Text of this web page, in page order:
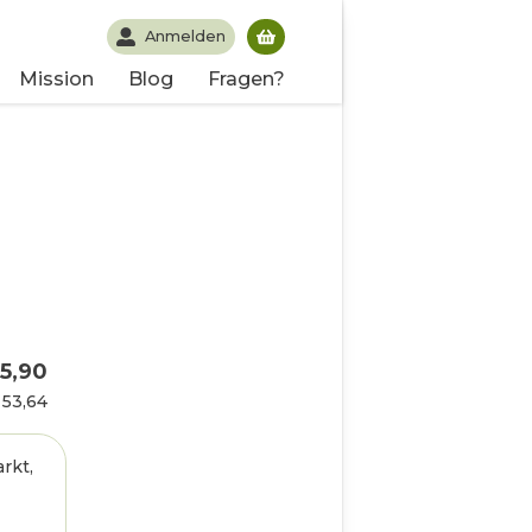
Mission Blog Fragen?
Anmelden
Du hast noch keine